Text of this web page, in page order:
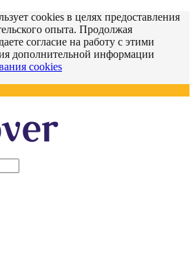
cookies в целях предоставления
опыта. Продолжая
согласие на работу с этими
дополнительной информации
cookies